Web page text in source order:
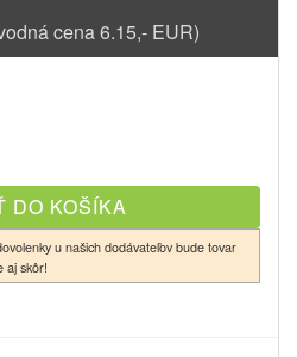
cena 6.15,- EUR)
u našich dodávateľov bude tovar
aj skôr!